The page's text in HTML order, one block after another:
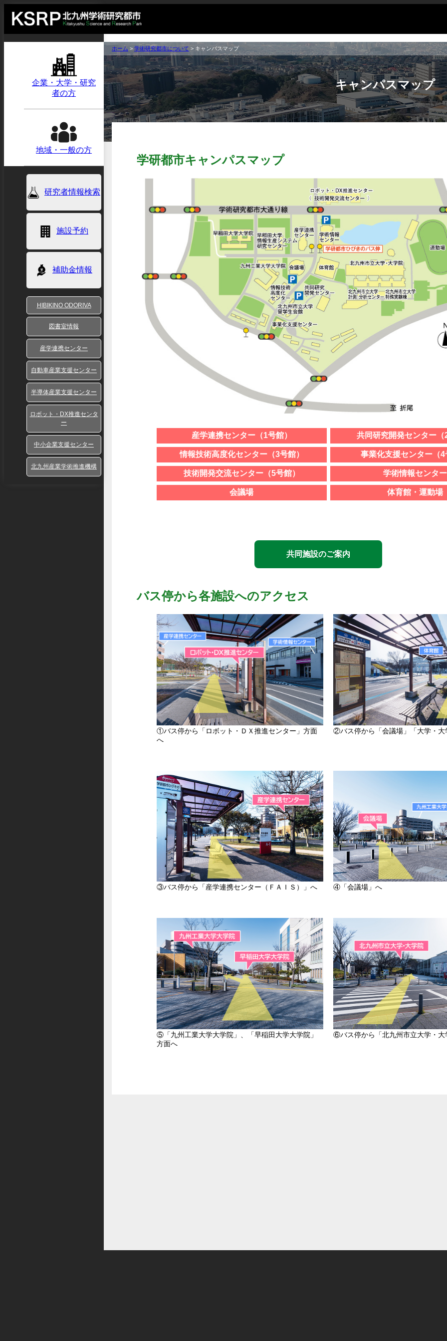
企業・大学・研究
者の方
地域・一般の方
研究者情報検索
施設予約
補助金情報
HIBIKINO ODORIVA
図書室情報
産学連携センター
自動車産業支援センター
半導体産業支援センター
ロボット・DX推進センタ
ー
中小企業支援センター
北九州産業学術推進機構
ホーム > 学術研究都市について > キャンパスマップ
キャンパスマップ
学研都市キャンパスマップ
産学連携センター（1号館） 共同研究開発センター（
情報技術高度化センター（3号館） 事業化支援センター（4
技術開発交流センター（5号館） 学術情報センター
会議場 体育館・運動場
共同施設のご案内
バス停から各施設へのアクセス
①バス停から「ロボット・ＤＸ推進センター」方面
へ
②バス停から「会議場」「大学・大
③バス停から「産学連携センター（ＦＡＩＳ）」へ ④「会議場」へ
⑤「九州工業大学大学院」、「早稲田大学大学院」
方面へ
⑥バス停から「北九州市立大学・大